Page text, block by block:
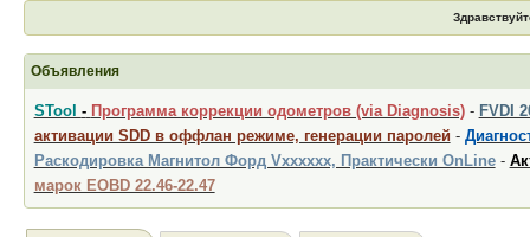
Объявления
STool - Программа коррекции одометров (via Diagnosis)- FVDI
активации SDD в оффлан режиме, генерации паролей -
Раскодировка Магнитол Форд Vxxxxxx, Практически OnLine-
марок EOBD 22.46-22.47